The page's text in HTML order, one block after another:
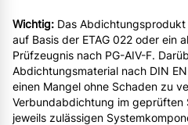
Wichtig: Das
auf Basis der ETAG 022 oder ein
Prüfzeugnis nach PG-AIV-F.
Abdichtungsmaterial nach DIN
einen Mangel ohne Schaden zu
Verbundabdichtung im geprüften
jeweils zulässigen